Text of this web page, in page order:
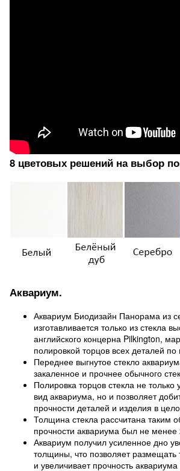
8 цветовых решений на выбор
Аквариум.
Аквариум Биодизайн Панорама из
изготавливается только из стекла
английского концерна Pilkington,
полировкой торцов всех деталей
Переднее выгнутое стекло
закаленное и прочнее обычного
Полировка торцов стекла не
вид аквариума, но и позволяет
прочности деталей и изделия в
Толщина стекла рассчитана таким
прочности аквариума был не менее
Аквариум получил усиленное дно
толщины, что позволяет
и увеличивает прочность